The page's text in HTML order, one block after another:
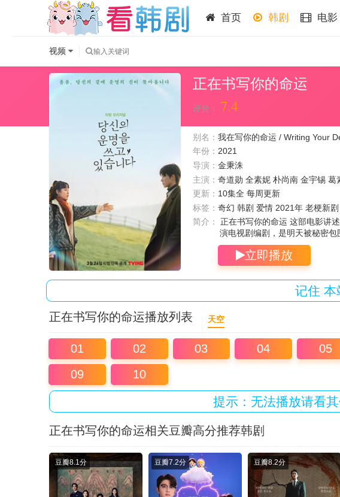
首页 韩剧 电影
视频
正在书写你的命运
评分： 7.4
别名： 我在写你的命运 / Writing Your
年份： 2021
导演： 金秉洙
主演： 奇道勋 全素妮 朴尚南 金宇锡 葛
更新： 10集全 每周更新
标签： 奇幻 韩剧 爱情 2021年 老梗新
简介：
正在书写你的命运 这部电影讲
演电视剧编剧，是明天被秘密包
立即播放
记住 本
正在书写你的命运播放列表 天空
01 02 03 04 05
09
10
提示：无法播放请看
正在书写你的命运相关豆瓣高分推荐韩剧
豆瓣8.1分 豆瓣7.2分 豆瓣8.2分